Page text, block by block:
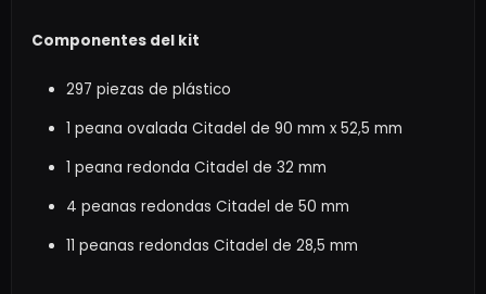
Componentes del kit
297 piezas de plástico
1 peana ovalada Citadel de 90 mm x 52,5 mm
1 peana redonda Citadel de 32 mm
4 peanas redondas Citadel de 50 mm
11 peanas redondas Citadel de 28,5 mm